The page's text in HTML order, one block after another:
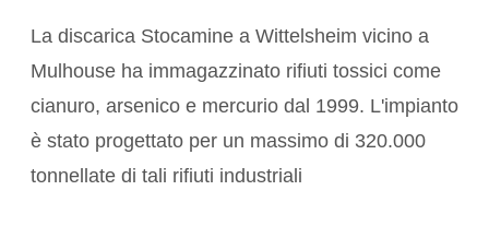
La discarica Stocamine a Wittelsheim vicino a
Mulhouse ha immagazzinato rifiuti tossici come
cianuro, arsenico e mercurio dal 1999. L'impianto
è stato progettato per un massimo di 320.000
tonnellate di tali rifiuti industriali